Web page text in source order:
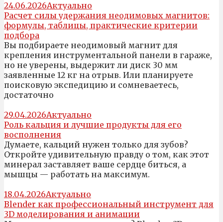
24.06.2026Актуально
Расчет силы удержания неодимовых магнитов:
формулы, таблицы, практические критерии
подбора
Вы подбираете неодимовый магнит для
крепления инструментальной панели в гараже,
но не уверены, выдержит ли диск 30 мм
заявленные 12 кг на отрыв. Или планируете
поисковую экспедицию и сомневаетесь,
достаточно
29.04.2026Актуально
Роль кальция и лучшие продукты для его
восполнения
Думаете, кальций нужен только для зубов?
Откройте удивительную правду о том, как этот
минерал заставляет ваше сердце биться, а
мышцы — работать на максимум.
18.04.2026Актуально
Blender как профессиональный инструмент для
3D моделирования и анимации